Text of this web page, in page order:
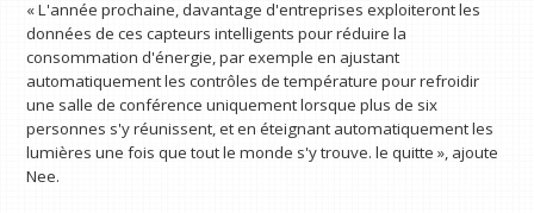
« L'année prochaine, davantage d'entreprises exploiteront les
données de ces capteurs intelligents pour réduire la
consommation d'énergie, par exemple en ajustant
automatiquement les contrôles de température pour refroidir
une salle de conférence uniquement lorsque plus de six
personnes s'y réunissent, et en éteignant automatiquement les
lumières une fois que tout le monde s'y trouve. le quitte », ajoute
Nee.